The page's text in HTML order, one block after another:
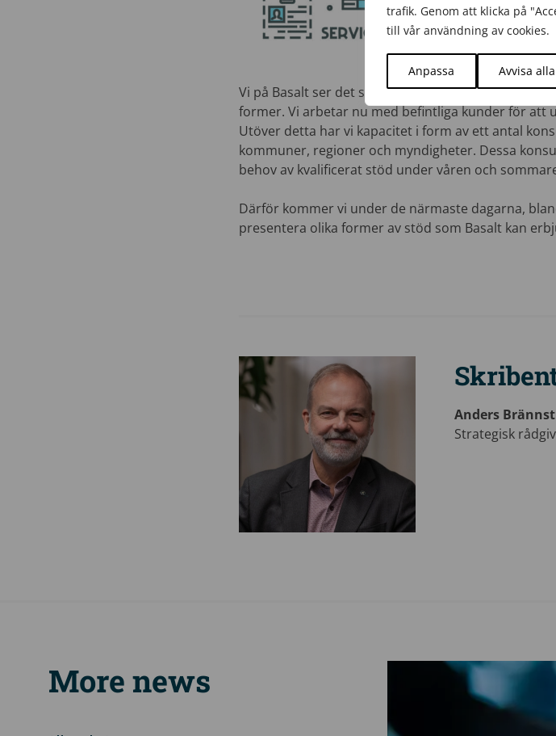
trafik. Genom att klicka på
till vår användning av cookies.
Anpassa Avvisa alla
Vi på Basalt ser det som vår uppgift att stödja
former. Vi arbetar nu med befintliga kunder för att
Utöver detta har vi kapacitet i form av ett antal
kommuner, regioner och myndigheter. Dessa
behov av kvalificerat stöd under våren och
Därför kommer vi under de närmaste dagarna,
presentera olika former av stöd som Basalt kan
Anders
Strategisk
More news